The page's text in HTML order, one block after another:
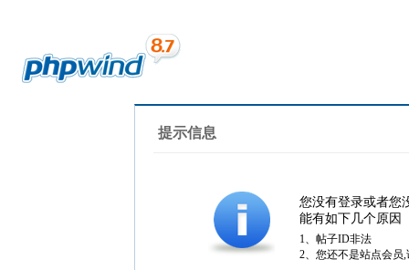
提示信息
您没有登录或者您
能有如下几个原因
1、帖子ID非法
2、您还不是站点会员